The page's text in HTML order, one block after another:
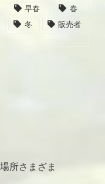
冬
販売者
春
早春
所さまざま